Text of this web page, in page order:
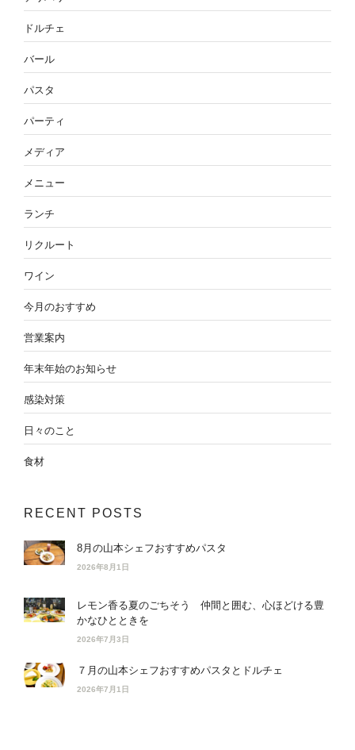
ドルチェ
バール
パスタ
パーティ
メディア
メニュー
ランチ
リクルート
ワイン
今月のおすすめ
営業案内
年末年始のお知らせ
感染対策
日々のこと
食材
RECENT POSTS
8月の山本シェフおすすめパスタ
2026年8月1日
レモン香る夏のごちそう 仲間と囲む、心ほどける豊
かなひとときを
2026年7月3日
７月の山本シェフおすすめパスタとドルチェ
2026年7月1日